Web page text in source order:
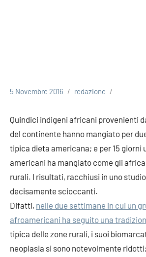
5 Novembre 2016 redazione
Quindici indigeni africani provenienti
del continente hanno mangiato per
tipica dieta americana; e per 15 giorni
americani ha mangiato come gli
rurali. I risultati, racchiusi in uno
decisamente scioccanti.
Difatti, nelle due settimane in cui un
afroamericani ha seguito una
tipica delle zone rurali, i suoi
neoplasia si sono notevolmente